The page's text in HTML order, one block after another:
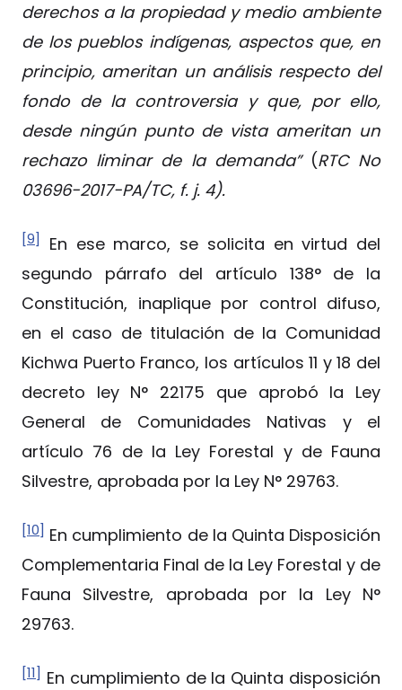
derechos a la propiedad y medio ambiente
de los pueblos indígenas, aspectos que, en
principio, ameritan un análisis respecto del
fondo de la controversia y que, por ello,
desde ningún punto de vista ameritan un
rechazo liminar de la demanda” (RTC No
03696-2017-PA/TC, f. j. 4).
[9]
En ese marco, se solicita en virtud del
segundo párrafo del artículo 138° de la
Constitución, inaplique por control difuso,
en el caso de titulación de la Comunidad
Kichwa Puerto Franco, los artículos 11 y 18 del
decreto ley N° 22175 que aprobó la Ley
General de Comunidades Nativas y el
artículo 76 de la Ley Forestal y de Fauna
Silvestre, aprobada por la Ley N° 29763.
[10] En cumplimiento de la Quinta Disposición
Complementaria Final de la Ley Forestal y de
Fauna Silvestre, aprobada por la Ley N°
29763.
[11] En cumplimiento de la Quinta disposición